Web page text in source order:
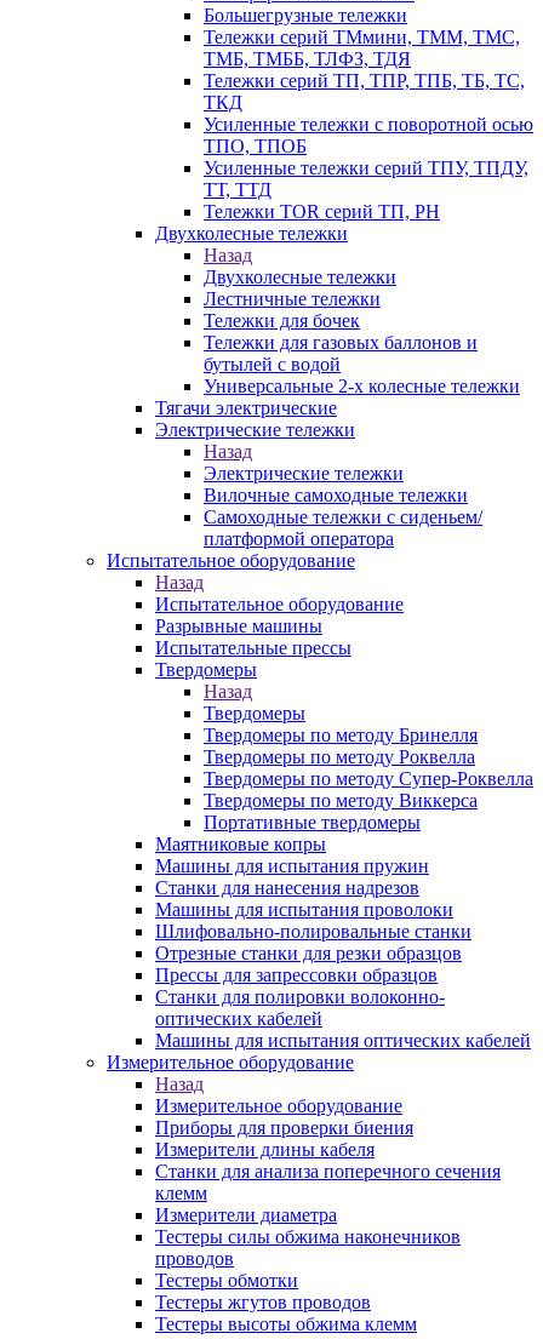
Большегрузные тележки
Тележки серий ТМмини, ТММ, ТМС,
ТМБ, ТМББ, ТЛФЗ, ТДЯ
Тележки серий ТП, ТПР, ТПБ, ТБ, ТС,
ТКД
Усиленные тележки с поворотной осью
ТПО, ТПОБ
Усиленные тележки серий ТПУ, ТПДУ,
ТТ, ТТД
Тележки TOR серий ТП, PH
Двухколесные тележки
Назад
Двухколесные тележки
Лестничные тележки
Тележки для бочек
Тележки для газовых баллонов и
бутылей с водой
Универсальные 2-х колесные тележки
Тягачи электрические
Электрические тележки
Назад
Электрические тележки
Вилочные самоходные тележки
Самоходные тележки с сиденьем/
платформой оператора
Испытательное оборудование
Назад
Испытательное оборудование
Разрывные машины
Испытательные прессы
Твердомеры
Назад
Твердомеры
Твердомеры по методу Бринелля
Твердомеры по методу Роквелла
Твердомеры по методу Супер-Роквелла
Твердомеры по методу Виккерса
Портативные твердомеры
Маятниковые копры
Машины для испытания пружин
Станки для нанесения надрезов
Машины для испытания проволоки
Шлифовально-полировальные станки
Отрезные станки для резки образцов
Прессы для запрессовки образцов
Станки для полировки волоконно-
оптических кабелей
Машины для испытания оптических кабелей
Измерительное оборудование
Назад
Измерительное оборудование
Приборы для проверки биения
Измерители длины кабеля
Станки для анализа поперечного сечения
клемм
Измерители диаметра
Тестеры силы обжима наконечников
проводов
Тестеры обмотки
Тестеры жгутов проводов
Тестеры высоты обжима клемм